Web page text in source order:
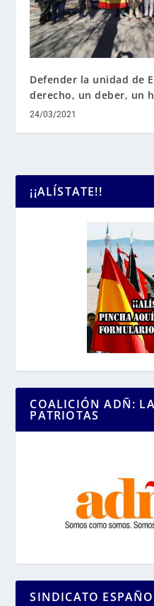
Defender la unidad de
derecho, un deber, un
24/03/2021
¡¡ALÍSTATE!!
COALICIÓN ADÑ:
PATRIOTAS
SINDICATO